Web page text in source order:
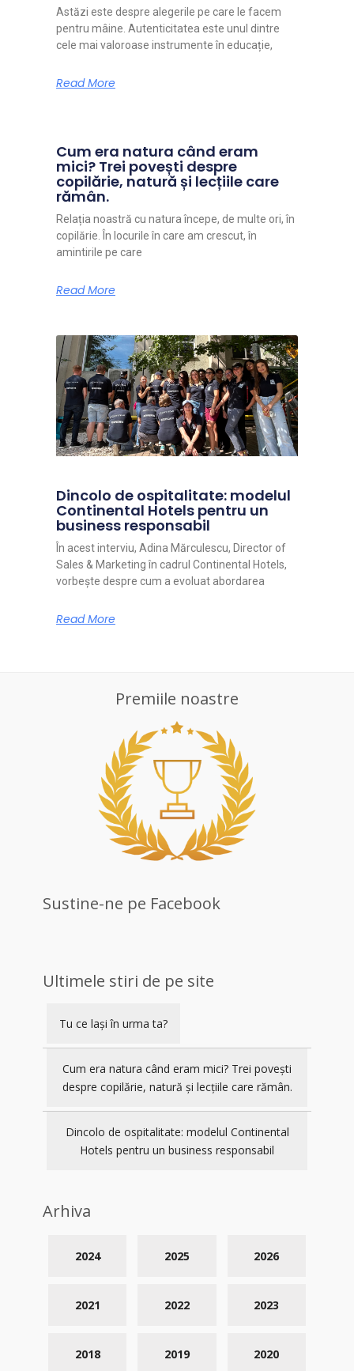
Astăzi este despre alegerile pe care le facem
pentru mâine. Autenticitatea este unul dintre
cele mai valoroase instrumente în educație,
Read More
Cum era natura când eram
mici? Trei povești despre
copilărie, natură și lecțiile care
rămân.
Relația noastră cu natura începe, de multe ori, în
copilărie. În locurile în care am crescut, în
amintirile pe care
Read More
Dincolo de ospitalitate: modelul
Continental Hotels pentru un
business responsabil
În acest interviu, Adina Mărculescu, Director of
Sales & Marketing în cadrul Continental Hotels,
vorbește despre cum a evoluat abordarea
Read More
Premiile noastre
Sustine-ne pe Facebook
Ultimele stiri de pe site
Tu ce lași în urma ta?
Cum era natura când eram mici? Trei povești
despre copilărie, natură și lecțiile care rămân.
Dincolo de ospitalitate: modelul Continental
Hotels pentru un business responsabil
Arhiva
2026
2025
2024
2023
2022
2021
2020
2019
2018